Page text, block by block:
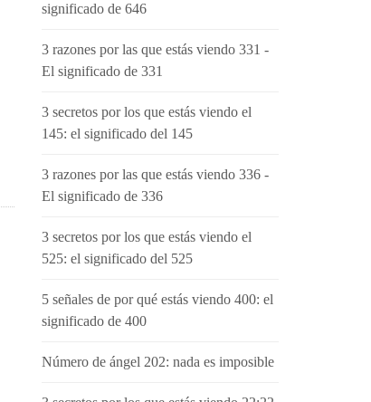
significado de 646
3 razones por las que estás viendo 331 -
El significado de 331
3 secretos por los que estás viendo el
145: el significado del 145
3 razones por las que estás viendo 336 -
El significado de 336
3 secretos por los que estás viendo el
525: el significado del 525
5 señales de por qué estás viendo 400: el
significado de 400
Número de ángel 202: nada es imposible